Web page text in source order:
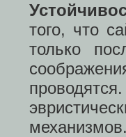
того, что
только